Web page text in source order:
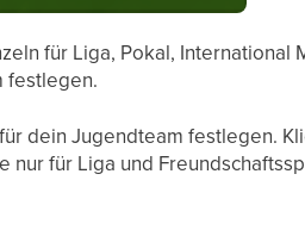
für Liga, Pokal, International
festlegen.
dein Jugendteam festlegen.
für Liga und